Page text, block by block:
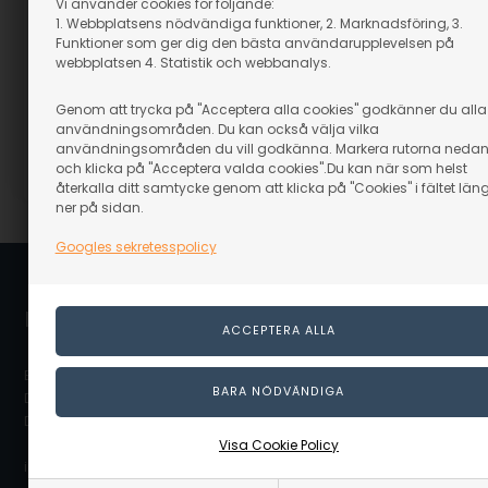
1. Webbplatsens nödvändiga funktioner, 2. Marknadsföring, 3.
Funktioner som ger dig den bästa användarupplevelsen på
webbplatsen 4. Statistik och webbanalys.
Genom att trycka på "Acceptera alla cookies" godkänner du alla
användningsområden. Du kan också välja vilka
användningsområden du vill godkänna. Markera rutorna nedan
och klicka på "Acceptera valda cookies".Du kan när som helst
återkalla ditt samtycke genom att klicka på "Cookies" i fältet
ner på sidan.
Googles sekretesspolicy
Visa Cookie Policy
Beställningsvara
129,00SEK
(inkl. moms)
GÅ TILL VARAN
Artikelnummer: 37106
Linaa.se / Linå A/S
Bergsøesvej 11
DK-8600 Silkeborg
Danmark
info@linaa.se